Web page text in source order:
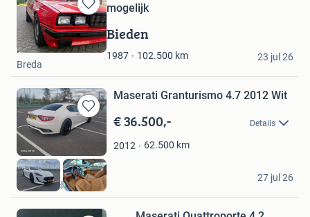
Bewaren
in
Mijn
Favorieten
mogelijk
Bieden
1987 102.500 km
Mia
Breda
23 jul 26
Bewaren
in
Favorieten
Maserati Granturismo 4.7 2012 Wit
€ 36.500,- Details
2012 62.500 km
Kalkan
Barendrecht
27 jul 26